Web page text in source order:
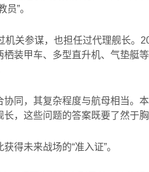
员”。
关参谋，也担任过代理舰长。
装甲车、多型直升机、气垫艇
同，其复杂程度与航母相当。
，这些问题的答案既要了然于胸
得未来战场的“准入证”。